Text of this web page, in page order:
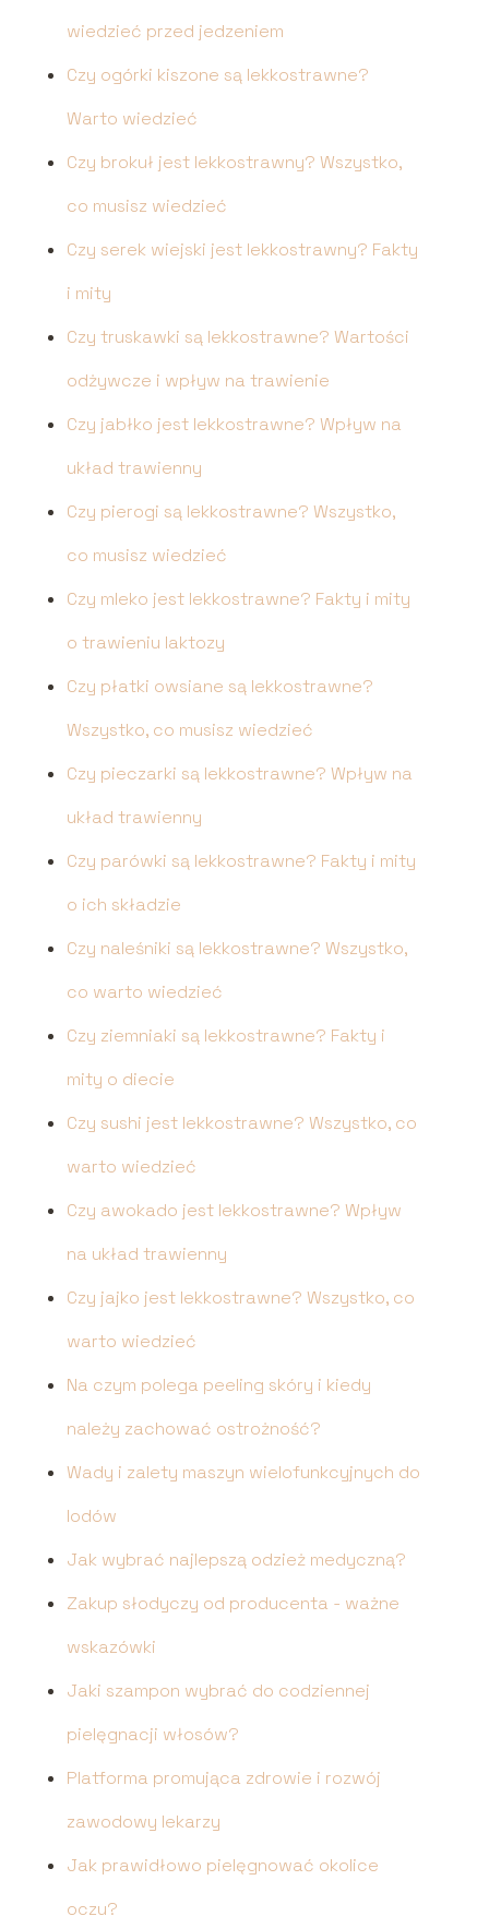
wiedzieć przed jedzeniem
Czy ogórki kiszone są lekkostrawne?
Warto wiedzieć
Czy brokuł jest lekkostrawny? Wszystko,
co musisz wiedzieć
Czy serek wiejski jest lekkostrawny? Fakty
i mity
Czy truskawki są lekkostrawne? Wartości
odżywcze i wpływ na trawienie
Czy jabłko jest lekkostrawne? Wpływ na
układ trawienny
Czy pierogi są lekkostrawne? Wszystko,
co musisz wiedzieć
Czy mleko jest lekkostrawne? Fakty i mity
o trawieniu laktozy
Czy płatki owsiane są lekkostrawne?
Wszystko, co musisz wiedzieć
Czy pieczarki są lekkostrawne? Wpływ na
układ trawienny
Czy parówki są lekkostrawne? Fakty i mity
o ich składzie
Czy naleśniki są lekkostrawne? Wszystko,
co warto wiedzieć
Czy ziemniaki są lekkostrawne? Fakty i
mity o diecie
Czy sushi jest lekkostrawne? Wszystko, co
warto wiedzieć
Czy awokado jest lekkostrawne? Wpływ
na układ trawienny
Czy jajko jest lekkostrawne? Wszystko, co
warto wiedzieć
Na czym polega peeling skóry i kiedy
należy zachować ostrożność?
Wady i zalety maszyn wielofunkcyjnych do
lodów
Jak wybrać najlepszą odzież medyczną?
Zakup słodyczy od producenta - ważne
wskazówki
Jaki szampon wybrać do codziennej
pielęgnacji włosów?
Platforma promująca zdrowie i rozwój
zawodowy lekarzy
Jak prawidłowo pielęgnować okolice
oczu?